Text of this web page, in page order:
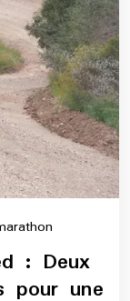
europe-
marathon
: Deux
pour une